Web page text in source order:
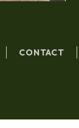
CONTACT